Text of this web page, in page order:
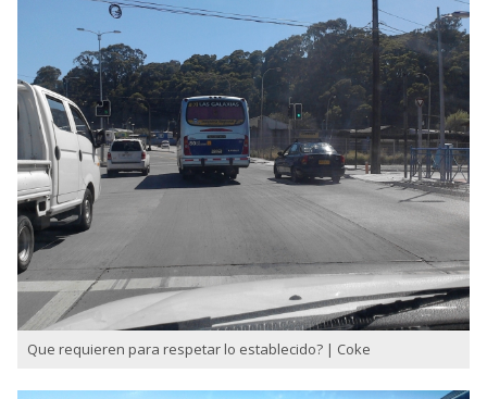
Que requieren para respetar lo establecido? | Coke